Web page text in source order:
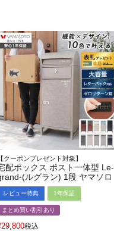
【クーポンプレゼント対象】
配ボックス ポスト一体型 Le-
(ルグラン) 1段 ヤマソロ
レビュー特典 1年保証
まとめ買い割引あり
29,800税込